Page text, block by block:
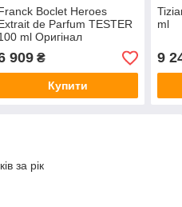
Boclet Heroes
de Parfum TESTER
ml Оригінал
909₴
Купити
ml
9
за рік